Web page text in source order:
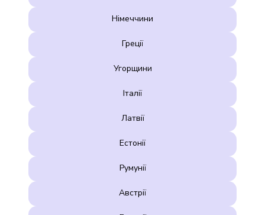
Німеччини
Греції
Угорщини
Італії
Латвії
Естонії
Румунії
Австрії